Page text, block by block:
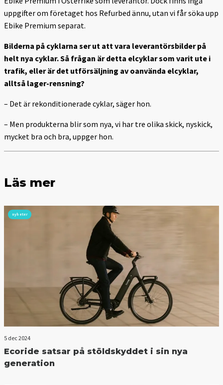
uppgifter om företaget hos Refurbed ännu, utan vi får söka upp
Ebike Premium separat.
Bilderna på cyklarna ser ut att vara leverantörsbilder på
helt nya cyklar. Så frågan är detta elcyklar som varit ute i
trafik, eller är det utförsäljning av oanvända elcyklar,
alltså lager-rensning?
– Det är rekonditionerade cyklar, säger hon.
– Men produkterna blir som nya, vi har tre olika skick, nyskick,
mycket bra och bra, uppger hon.
Läs mer
nyheter
5 dec 2024
Ecoride satsar på stöldskyddet i sin nya
generation